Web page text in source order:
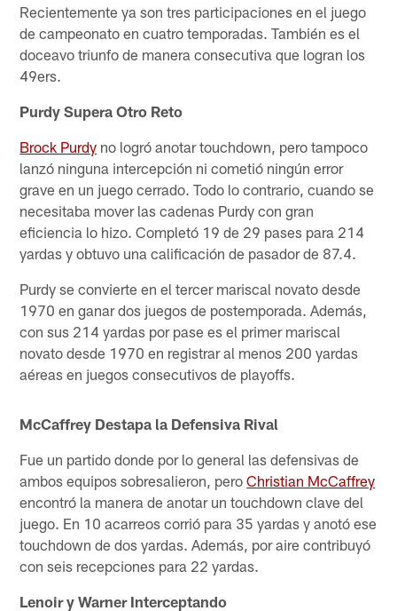
Recientemente ya son tres participaciones en el juego
de campeonato en cuatro temporadas. También es el
doceavo triunfo de manera consecutiva que logran los
49ers.
Purdy Supera Otro Reto
Brock Purdy no logró anotar touchdown, pero tampoco
lanzó ninguna intercepción ni cometió ningún error
grave en un juego cerrado. Todo lo contrario, cuando se
necesitaba mover las cadenas Purdy con gran
eficiencia lo hizo. Completó 19 de 29 pases para 214
yardas y obtuvo una calificación de pasador de 87.4.
Purdy se convierte en el tercer mariscal novato desde
1970 en ganar dos juegos de postemporada. Además,
con sus 214 yardas por pase es el primer mariscal
novato desde 1970 en registrar al menos 200 yardas
aéreas en juegos consecutivos de playoffs.
McCaffrey Destapa la Defensiva Rival
Fue un partido donde por lo general las defensivas de
ambos equipos sobresalieron, peroChristian McCaffrey
encontró la manera de anotar un touchdown clave del
juego. En 10 acarreos corrió para 35 yardas y anotó ese
touchdown de dos yardas. Además, por aire contribuyó
con seis recepciones para 22 yardas.
Lenoir y Warner Interceptando